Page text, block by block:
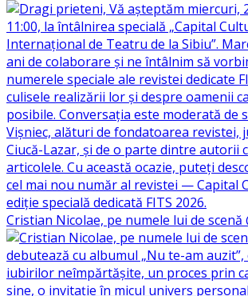
Cristian Nicolae, pe numele lui de scenă